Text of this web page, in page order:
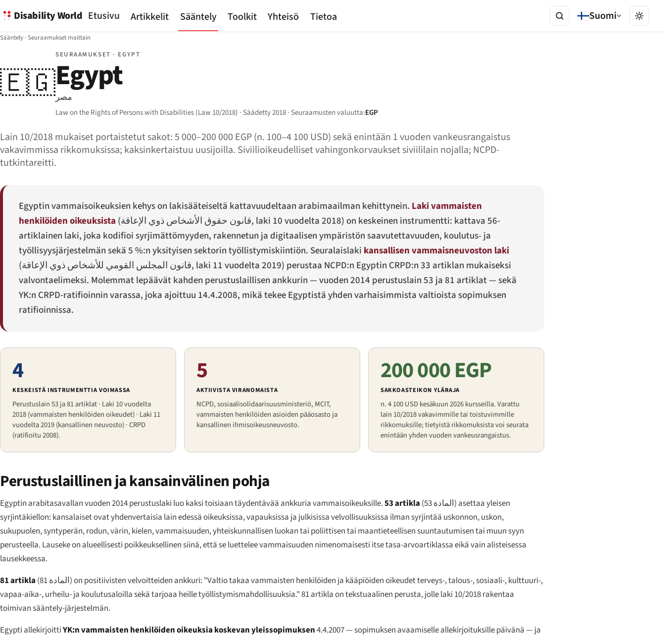
Disability World Etusivu Artikkelit Sääntely Toolkit Yhteisö Tietoa Suomi
Sääntely ·Seuraamukset maittain
🇪🇬
SEURAAMUKSET · EGYPT
Egypt
مصر
Law on the Rights of Persons with Disabilities (Law 10/2018) · Säädetty 2018 · Seuraamusten valuutta:EGP
Lain 10/2018 mukaiset portaistetut sakot: 5 000–200 000 EGP (n. 100–4 100 USD) sekä enintään 1 vuoden vankeusrangaistus
vakavimmissa rikkomuksissa; kaksinkertaistuu uusijoilla. Siviilioikeudelliset vahingonkorvaukset siviililain nojalla; NCPD-
tutkintareitti.
Egyptin vammaisoikeuksien kehys on lakisääteiseltä kattavuudeltaan arabimaailman kehittynein. Laki vammaisten
henkilöiden oikeuksista (قانون حقوق الأشخاص ذوي الإعاقة, laki 10 vuodelta 2018) on keskeinen instrumentti: kattava 56-
artiklainen laki, joka kodifioi syrjimättömyyden, rakennetun ja digitaalisen ympäristön saavutettavuuden, koulutus- ja
työllisyysjärjestelmän sekä 5 %:n yksityisen sektorin työllistymiskiintiön. Seuralaislaki kansallisen vammaisneuvoston laki
(قانون المجلس القومي للأشخاص ذوي الإعاقة, laki 11 vuodelta 2019) perustaa NCPD:n Egyptin CRPD:n 33 artiklan mukaiseksi
valvontaelimeksi. Molemmat lepäävät kahden perustuslaillisen ankkurin — vuoden 2014 perustuslain 53 ja 81 artiklat — sekä
YK:n CRPD-ratifioinnin varassa, joka ajoittuu 14.4.2008, mikä tekee Egyptistä yhden varhaisimmista valtioista sopimuksen
ratifioinnissa.
4
KESKEISTÄ INSTRUMENTTIA VOIMASSA
Perustuslain 53 ja 81 artiklat · Laki 10 vuodelta
2018 (vammaisten henkilöiden oikeudet) · Laki 11
vuodelta 2019 (kansallinen neuvosto) · CRPD
(ratifioitu 2008).
5
AKTIIVISTA VIRANOMAISTA
NCPD, sosiaalisolidaarisuusministeriö, MCIT,
vammaisten henkilöiden asioiden pääosasto ja
kansallinen ihmisoikeusneuvosto.
200 000 EGP
SAKKOASTEIKON YLÄRAJA
n. 4 100 USD kesäkuun 2026 kursseilla. Varattu
lain 10/2018 vakavimmille tai toistuvimmille
rikkomuksille; tietyistä rikkomuksista voi seurata
enintään yhden vuoden vankeusrangaistus.
Perustuslaillinen ja kansainvälinen pohja
Egyptin arabitasavallan vuoden 2014 perustuslaki luo kaksi toisiaan täydentävää ankkuria vammaisoikeuksille.53 artikla ( المادة 53) asettaa yleisen
syrjintäkiellon: kansalaiset ovat yhdenvertaisia lain edessä oikeuksissa, vapauksissa ja julkisissa velvollisuuksissa ilman syrjintää uskonnon, uskon,
sukupuolen, syntyperän, rodun, värin, kielen, vammaisuuden, yhteiskunnallisen luokan tai poliittisen tai maantieteellisen suuntautumisen tai muun syyn
perusteella. Lauseke on alueellisesti poikkeuksellinen siinä, että se luettelee vammaisuuden nimenomaisesti itse tasa-arvoartiklassa eikä vain alisteisessa
lausekkeessa.
81 artikla ( المادة 81) on positiivisten velvoitteiden ankkuri: "Valtio takaa vammaisten henkilöiden ja kääpiöiden oikeudet terveys-, talous-, sosiaali-, kulttuuri-,
vapaa-aika-, urheilu- ja koulutusaloilla sekä tarjoaa heille työllistymismahdollisuuksia." 81 artikla on tekstuaalinen perusta, jolle laki 10/2018 rakentaa
toimivan sääntely-järjestelmän.
Egypti allekirjoittiYK:n vammaisten henkilöiden oikeuksia koskevan yleissopimuksen4.4.2007 — sopimuksen avaamiselle allekirjoituksille päivänä — ja